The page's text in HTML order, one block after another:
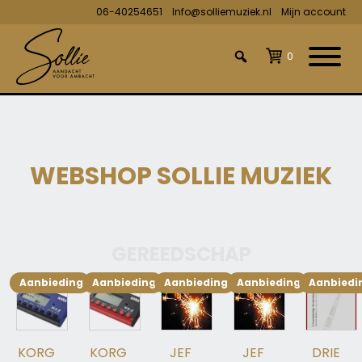
06-40254651 Info@solliemuziek.nl Mijn account
0
WEBSHOP SOLLIE MUZIEK
Aanbieding!
KORG
Aanbieding!
KORG
Aanbieding!
JEF
Aanbieding!
JEF
DRIE